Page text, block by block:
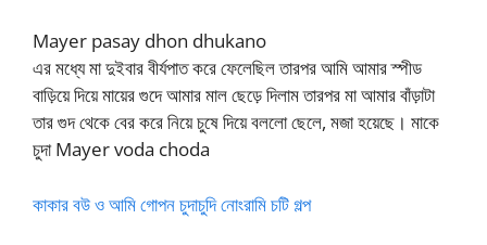
Mayer pasay dhon dhukano
এর মধ্যে মা দুইবার বীর্যপাত করে ফেলেছিল তারপর আমি আমার স্পীড
বাড়িয়ে দিয়ে মায়ের গুদে আমার মাল ছেড়ে দিলাম তারপর মা আমার বাঁড়াটা
তার গুদ থেকে বের করে নিয়ে চুষে দিয়ে বললো ছেলে, মজা হয়েছে। মাকে
চুদা Mayer voda choda
কাকার বউ ও আমি গোপন চুদাচুদি নোংরামি চটি গল্প